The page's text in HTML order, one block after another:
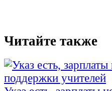
Читайте также